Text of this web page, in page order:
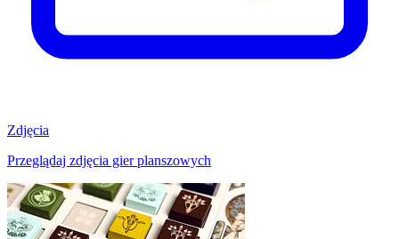
Zdjęcia
Przeglądaj zdjęcia gier planszowych